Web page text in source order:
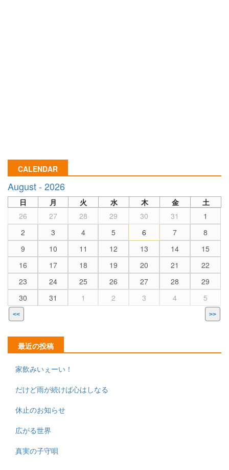
CALENDAR
August - 2026
日 月 火 水 木 金
土
26
27 28 29 30 31
1
2
3 4 5 6 7
8
9
10 11 12 13 14
15
16
17 18 19 20 21
22
23
24 25 26 27 28
29
30
31 1 2 3 4 5
<< >>
最近の投稿
家飲みいぇーい！
だけど雨が続けば心はしなる
休止のお知らせ
広がる世界
真実の子守唄